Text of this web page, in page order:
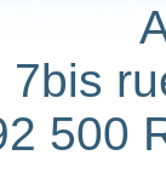
7bis
500